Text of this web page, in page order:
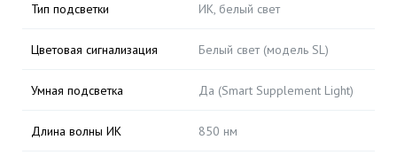
Тип подсветки ИК, белый свет
Цветовая сигнализация Белый свет (модель SL)
Умная подсветка Да (Smart Supplement Light)
Длина волны ИК 850 нм